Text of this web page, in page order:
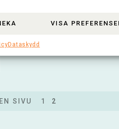
VISA
Dataskydd
SIVU 1 2